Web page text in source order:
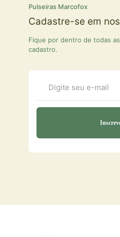
Pulseiras Marcofox
Cadastre-se em
Fique por dentro de todas
cadastro.